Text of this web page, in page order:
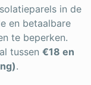
in de
en betaalbare
te beperken.
tussen €18 en
.